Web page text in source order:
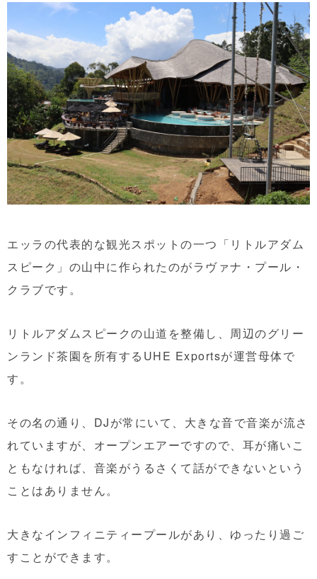
エッラの代表的な観光スポットの一つ「リトルアダム
スピーク」の山中に作られたのがラヴァナ・プール・
クラブです。
リトルアダムスピークの山道を整備し、周辺のグリー
ンランド茶園を所有するUHE Exportsが運営母体で
す。
その名の通り、DJが常にいて、大きな音で音楽が流さ
れていますが、オープンエアーですので、耳が痛いこ
ともなければ、音楽がうるさくて話ができないという
ことはありません。
大きなインフィニティープールがあり、ゆったり過ご
すことができます。